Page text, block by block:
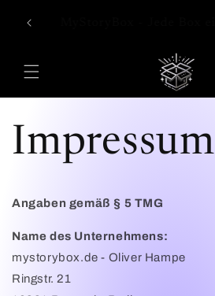
zum
Impressum
Angaben gemäß § 5 TMG
Name des Unternehmens:
mystorybox.de - Oliver Hampe
Ringstr. 21